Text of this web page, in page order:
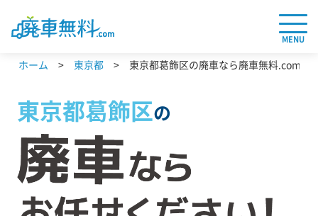
MENU
ホーム 東京都 東京都葛飾区の廃車なら廃車無料.com
東京都葛飾区の